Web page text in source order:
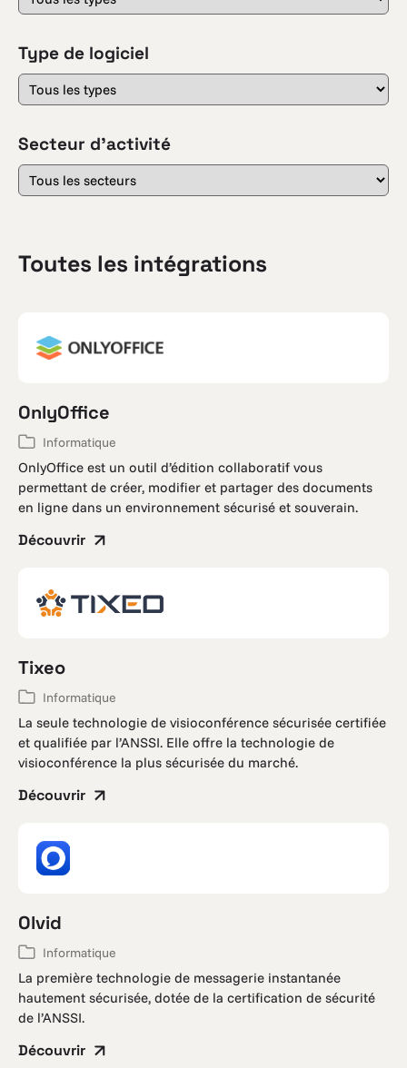
Type de logiciel
Secteur d'activité
Toutes les intégrations
OnlyOffice
Informatique
OnlyOffice est un outil d’édition collaboratif vous
permettant de créer, modifier et partager des documents
en ligne dans un environnement sécurisé et souverain.
Découvrir
Tixeo
Informatique
La seule technologie de visioconférence sécurisée certifiée
et qualifiée par l’ANSSI. Elle offre la technologie de
visioconférence la plus sécurisée du marché.
Découvrir
Olvid
Informatique
La première technologie de messagerie instantanée
hautement sécurisée, dotée de la certification de sécurité
de l’ANSSI.
Découvrir